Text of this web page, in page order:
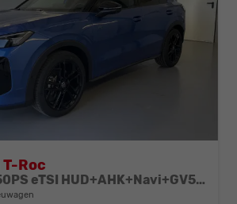
Roc
NEU R-Line 150PS eTSI HUD+AHK+Navi+GV5+360°+IQ.Light+Parklenk+eHeck+BlackStyle